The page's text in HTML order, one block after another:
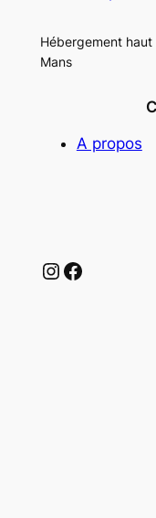
Hébergement
Mans
A propos
Instagram
Facebook